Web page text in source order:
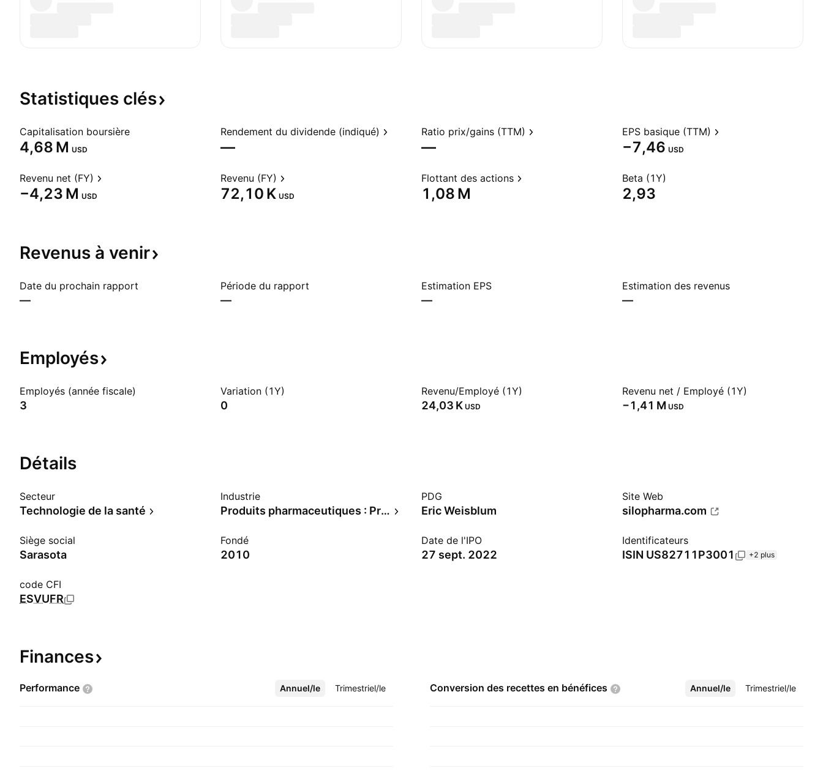
Statistiques clés
Capitalisation boursière
‪4,68 M‬ USD
Rendement du dividende (indiqué)
—
Ratio prix/gains (TTM)
—
EPS basique (TTM)
−7,46 USD
Revenu net (FY)
‪−4,23 M‬ USD
Revenu (FY)
‪72,10 K‬ USD
Flottant des actions
‪1,08 M‬
Beta (1Y)
2,93
Revenus à venir
Date du prochain rapport
—
Période du rapport
—
Estimation EPS
—
Estimation des revenus
—
Employés
Employés (année fiscale)
3
Variation (1Y)
0
Revenu/Employé (1Y)
‪24,03 K‬ USD
Revenu net / Employé (1Y)
‪−1,41 M‬ USD
Détails
Secteur
Technologie de la santé
Industrie
Produits pharmaceutiques : Principaux
PDG
Eric Weisblum
Site Web
silopharma.com
Siège social
Sarasota
Fondé
2010
Date de l'IPO
27 sept. 2022
Identificateurs
ISIN US82711P3001 +2 plus
code CFI
ESVUFR
Finances
Performance Annuel/le Trimestriel/le
Plus Conversion des recettes en bénéfices Annuel/le Trimestriel/le
Plus